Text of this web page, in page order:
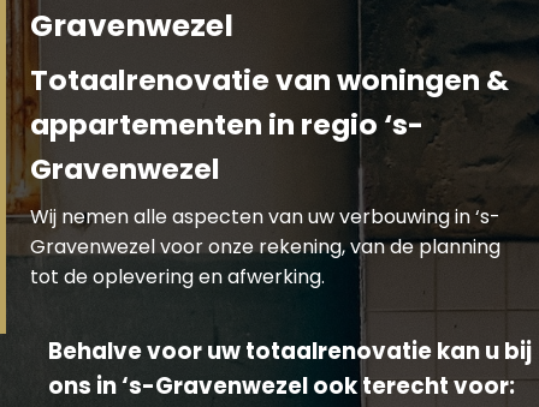
Gravenwezel
Totaalrenovatie van woningen &
appartementen in regio ‘s-
Gravenwezel
Wij nemen alle aspecten van uw verbouwing in ‘s-
Gravenwezel voor onze rekening, van de planning
tot de oplevering en afwerking.
Behalve voor uw totaalrenovatie kan u bij
ons in ‘s-Gravenwezel ook terecht voor: